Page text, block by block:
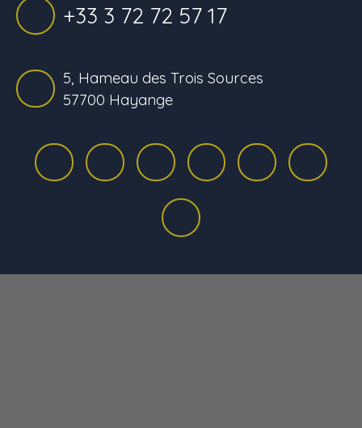
+33 3 72 72 57 17
5, Hameau des Trois Sources
57700 Hayange